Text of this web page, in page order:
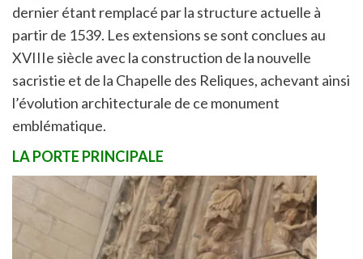
dernier étant remplacé par la structure actuelle à
partir de 1539. Les extensions se sont conclues au
XVIIIe siècle avec la construction de la nouvelle
sacristie et de la Chapelle des Reliques, achevant ainsi
l’évolution architecturale de ce monument
emblématique.
LA PORTE PRINCIPALE